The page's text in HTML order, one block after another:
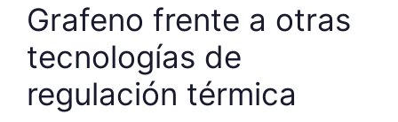
Grafeno frente a otras
tecnologías de
regulación térmica